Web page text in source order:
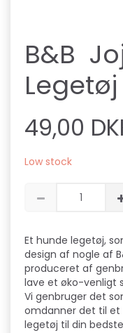
B&B
Legetøj
49,00
Low stock
Et hunde legetøj,
design af nogle af
produceret af
lave et øko-venligt
Vi genbruger det
omdanner det til
legetøj til din